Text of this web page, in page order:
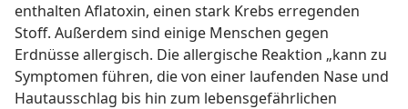
enthalten Aflatoxin, einen stark Krebs erregenden
Stoff. Außerdem sind einige Menschen gegen
Erdnüsse allergisch. Die allergische Reaktion „kann zu
Symptomen führen, die von einer laufenden Nase und
Hautausschlag bis hin zum lebensgefährlichen